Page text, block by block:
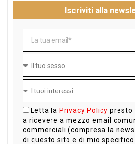
Iscriviti alla
Letta la Privacy Policy presto
a ricevere a mezzo email
commerciali (compresa la
di questo sito e di mio